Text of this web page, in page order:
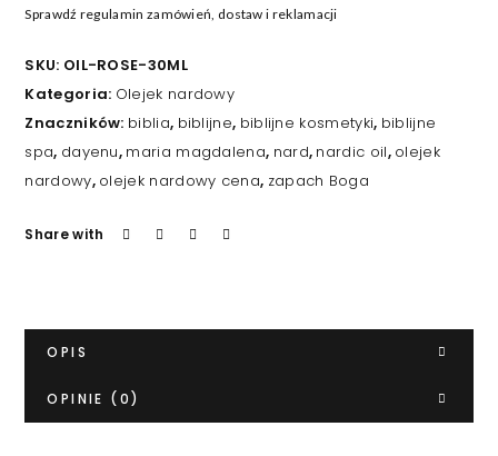
Sprawdź regulamin zamówień, dostaw i reklamacji
SKU: OIL-ROSE-30ML
Kategoria: Olejek nardowy
Znaczników: biblia, biblijne, biblijne kosmetyki, biblijne
spa, dayenu, maria magdalena, nard, nardic oil, olejek
nardowy, olejek nardowy cena, zapach Boga
Share with
OPIS
OPINIE (0)